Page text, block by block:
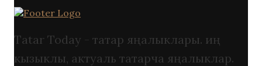
Tatar Today - татар яңалыклары. иң
кызыклы, актуаль татарча яңалыклар.